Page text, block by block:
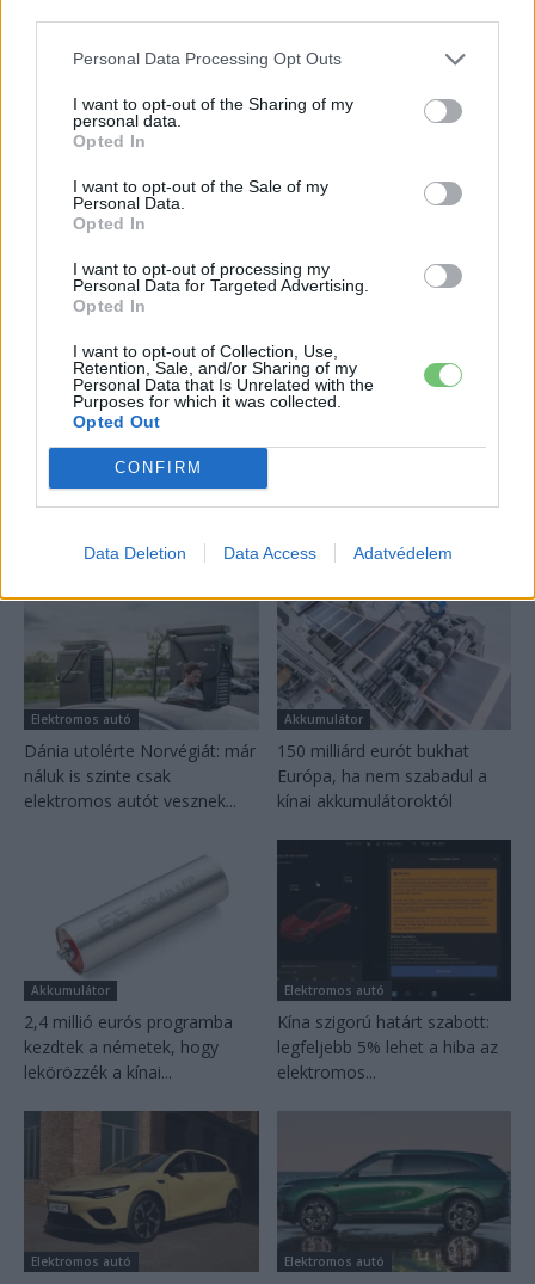
Personal Data Processing Opt Outs
I want to opt-out of the Sharing of my
personal data.
Opted In
I want to opt-out of the Sale of my
Personal Data.
Opted In
I want to opt-out of processing my
Personal Data for Targeted Advertising.
Opted In
I want to opt-out of Collection, Use,
Retention, Sale, and/or Sharing of my
Personal Data that Is Unrelated with the
Purposes for which it was collected.
Opted Out
CONFIRM
Data Deletion Data Access Adatvédelem
9 perc töltés, 450 kilométer hatótáv – ezzel
indulhat harcba a...
A Leapmotor átlépte a 100 ezres
2026-08-05
ok, amiért...
2026-08-04
Továbbiak
Elektromos autó
Dánia utolérte Norvégiát: már
náluk is szinte csak
elektromos autót vesznek...
Akkumulátor
150 milliárd eurót bukhat
Európa, ha nem szabadul a
kínai akkumulátoroktól
Akkumulátor
2,4 millió eurós programba
kezdtek a németek, hogy
lekörözzék a kínai...
Elektromos autó
Kína szigorú határt szabott:
legfeljebb 5% lehet a hiba az
elektromos...
Elektromos autó Elektromos autó